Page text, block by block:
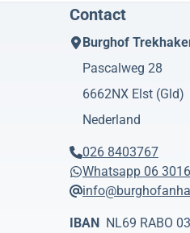
Contact
Burghof
Pascalweg 28
6662NX Elst (Gld)
Nederland
026 8403767
Whatsapp 06
IBAN NL69 RABO